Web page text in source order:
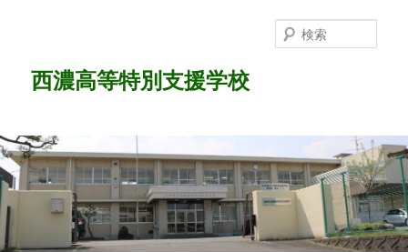
西濃高等特別支援学校
索